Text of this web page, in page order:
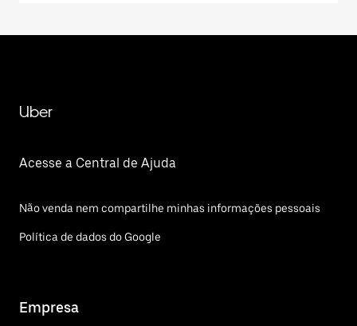
Uber
Acesse a Central de Ajuda
Não venda nem compartilhe minhas informações pessoais
Política de dados do Google
Empresa